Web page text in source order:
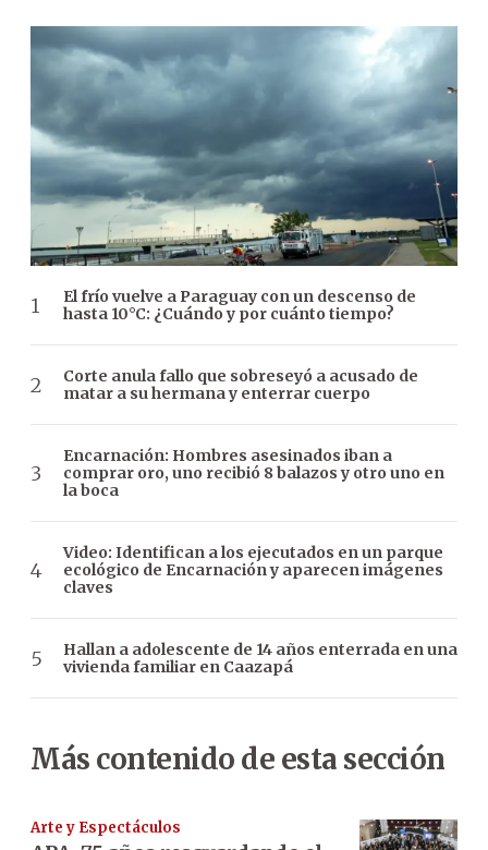
El frío vuelve a Paraguay con un descenso de
hasta 10°C: ¿Cuándo y por cuánto tiempo?
Corte anula fallo que sobreseyó a acusado de
matar a su hermana y enterrar cuerpo
Encarnación: Hombres asesinados iban a
comprar oro, uno recibió 8 balazos y otro uno en
la boca
Video: Identifican a los ejecutados en un parque
ecológico de Encarnación y aparecen imágenes
claves
Hallan a adolescente de 14 años enterrada en una
vivienda familiar en Caazapá
Más contenido de esta sección
Arte y Espectáculos